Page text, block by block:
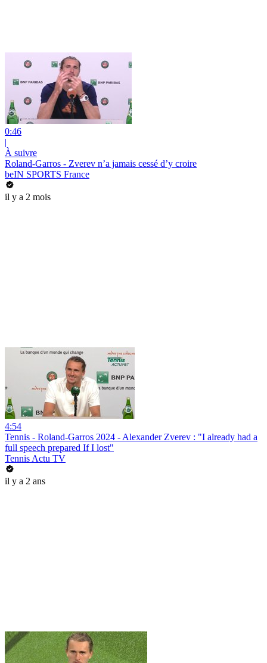
0:46
|
À suivre
Roland-Garros - Zverev n’a jamais cessé d’y croire
beIN SPORTS France
il y a 2 mois
4:54
Tennis - Roland-Garros 2024 - Alexander Zverev : "I already had a
full speech prepared If I lost"
Tennis Actu TV
il y a 2 ans